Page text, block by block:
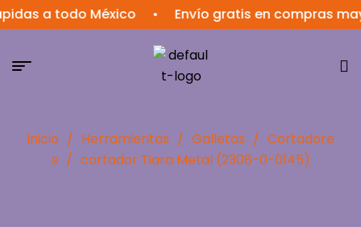
a todo México • Envío gratis en compras
Inicio / Herramientas / Galletas / Cortadore
s / cortador Tiara Metal (2308-0-0145)